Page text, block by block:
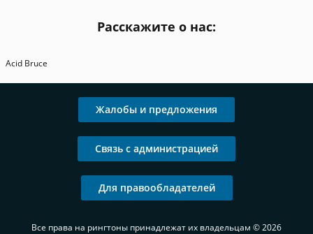
Расскажите о нас:
Acid Bruce
Жалобы и предложения
Связь с администрацией
Для правообладателей
Все права на рингтоны принадлежат их владельцам © 2026